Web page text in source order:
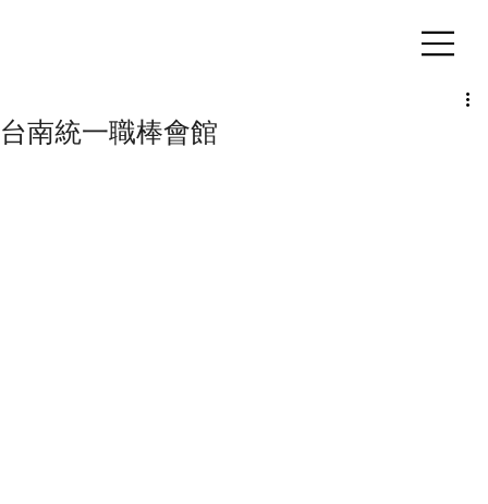
客製化鋁擠型｜氣密窗
台南統一職棒會館